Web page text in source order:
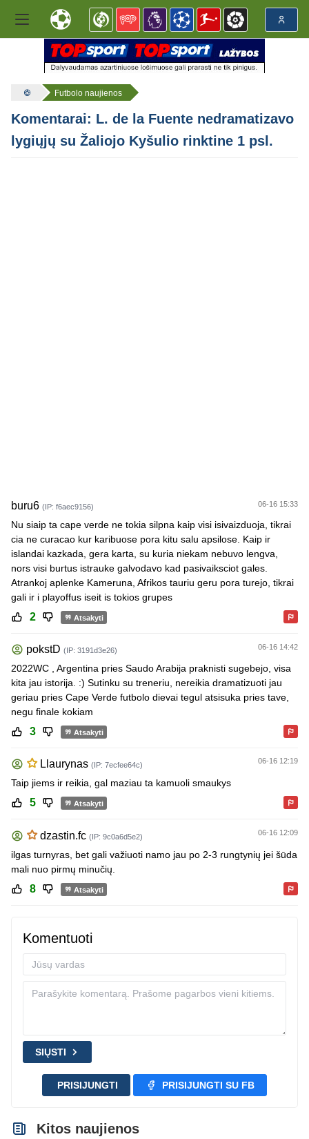
Futbolo naujienos
Komentarai: L. de la Fuente nedramatizavo
lygiųjų su Žaliojo Kyšulio rinktine 1 psl.
buru6 (IP: f6aec9156) 06-16 15:33
Nu siaip ta cape verde ne tokia silpna kaip visi isivaizduoja, tikrai
cia ne curacao kur karibuose pora kitu salu apsilose. Kaip ir
islandai kazkada, gera karta, su kuria niekam nebuvo lengva,
nors visi burtus istrauke galvodavo kad pasivaiksciot gales.
Atrankoj aplenke Kameruna, Afrikos tauriu geru pora turejo, tikrai
gali ir i playoffus iseit is tokios grupes
2 Atsakyti
pokstD (IP: 3191d3e26) 06-16 14:42
2022WC , Argentina pries Saudo Arabija praknisti sugebejo, visa
kita jau istorija. :) Sutinku su treneriu, nereikia dramatizuoti jau
geriau pries Cape Verde futbolo dievai tegul atsisuka pries tave,
negu finale kokiam
3 Atsakyti
Llaurynas (IP: 7ecfee64c) 06-16 12:19
Taip jiems ir reikia, gal maziau ta kamuoli smaukys
5 Atsakyti
dzastin.fc (IP: 9c0a6d5e2) 06-16 12:09
ilgas turnyras, bet gali važiuoti namo jau po 2-3 rungtynių jei šūda
mali nuo pirmų minučių.
8 Atsakyti
Komentuoti
SIŲSTI
PRISIJUNGTI PRISIJUNGTI SU FB
Kitos naujienos